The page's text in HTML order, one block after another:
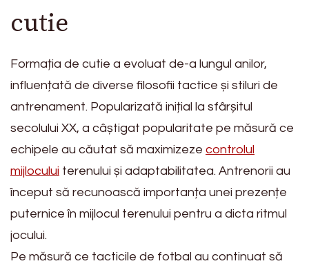
cutie
Formația de cutie a evoluat de-a lungul anilor,
influențată de diverse filosofii tactice și stiluri de
antrenament. Popularizată inițial la sfârșitul
secolului XX, a câștigat popularitate pe măsură ce
echipele au căutat să maximizeze controlul
mijlocului terenului și adaptabilitatea. Antrenorii au
început să recunoască importanța unei prezențe
puternice în mijlocul terenului pentru a dicta ritmul
jocului.
Pe măsură ce tacticile de fotbal au continuat să